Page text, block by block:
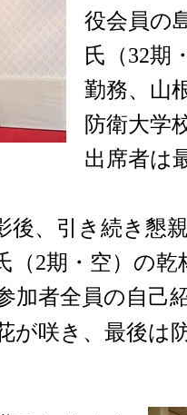
役会員の
氏（32期
勤務、山
防衛大学
出席者は
、引き続き懇
（2期・空）の
加者全員の自己
が咲き、最後は